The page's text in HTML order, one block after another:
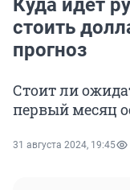
Куда идет
стоить
прогноз
Стоит ли
первый месяц
31 августа 2024, 19:45